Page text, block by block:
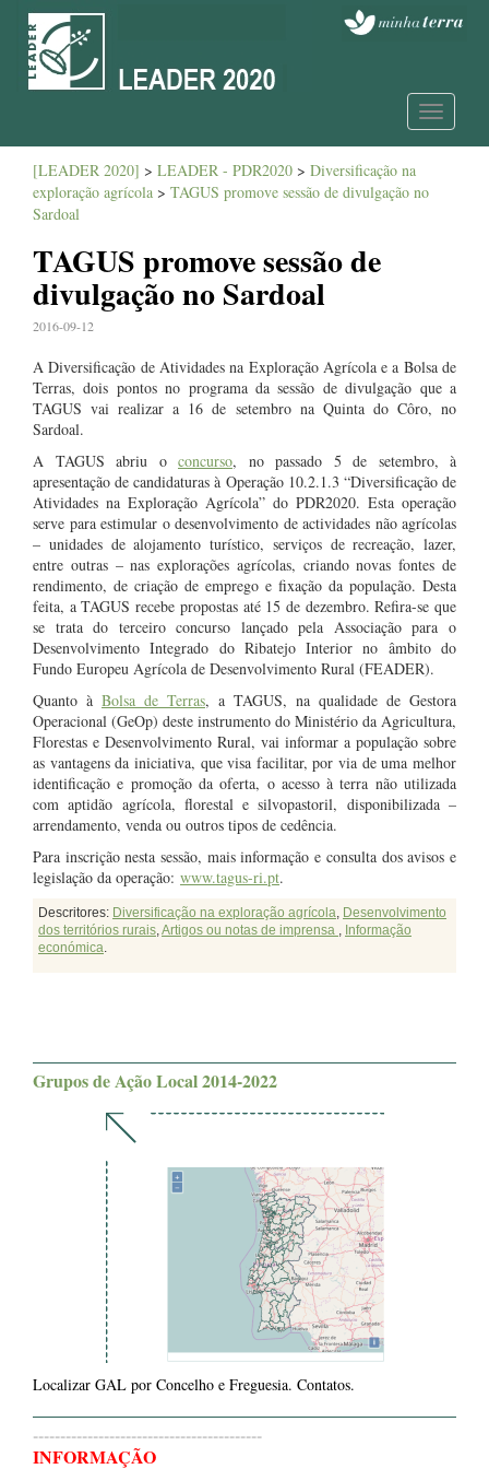
Toggle
[LEADER 2020] > LEADER - PDR2020 > Diversificação na
exploração agrícola > TAGUS promove sessão de divulgação no
Sardoal
TAGUS promove sessão de
divulgação no Sardoal
2016-09-12
A Diversificação de Atividades na Exploração Agrícola e a Bolsa de
Terras, dois pontos no programa da sessão de divulgação que a
TAGUS vai realizar a 16 de setembro na Quinta do Côro, no
Sardoal.
A TAGUS abriu o concurso, no passado 5 de setembro, à
apresentação de candidaturas à Operação 10.2.1.3 “Diversificação de
Atividades na Exploração Agrícola” do PDR2020. Esta operação
serve para estimular o desenvolvimento de actividades não agrícolas
– unidades de alojamento turístico, serviços de recreação, lazer,
entre outras – nas explorações agrícolas, criando novas fontes de
rendimento, de criação de emprego e fixação da população. Desta
feita, a TAGUS recebe propostas até 15 de dezembro. Refira-se que
se trata do terceiro concurso lançado pela Associação para o
Desenvolvimento Integrado do Ribatejo Interior no âmbito do
Fundo Europeu Agrícola de Desenvolvimento Rural (FEADER).
Quanto à Bolsa de Terras, a TAGUS, na qualidade de Gestora
Operacional (GeOp) deste instrumento do Ministério da Agricultura,
Florestas e Desenvolvimento Rural, vai informar a população sobre
as vantagens da iniciativa, que visa facilitar, por via de uma melhor
identificação e promoção da oferta, o acesso à terra não utilizada
com aptidão agrícola, florestal e silvopastoril, disponibilizada –
arrendamento, venda ou outros tipos de cedência.
Para inscrição nesta sessão, mais informação e consulta dos avisos e
legislação da operação: www.tagus-ri.pt.
Descritores: Diversificação na exploração agrícola, Desenvolvimento
dos territórios rurais,Artigos ou notas de imprensa , Informação
económica.
Grupos de Ação Local 2014-2022
Localizar GAL por Concelho e Freguesia. Contatos.
------------------------------------------
INFORMAÇÃO